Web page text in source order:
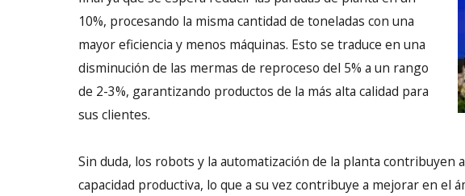
10%, procesando la misma cantidad de toneladas con una
mayor eficiencia y menos máquinas. Esto se traduce en una
disminución de las mermas de reproceso del 5% a un rango
de 2-3%, garantizando productos de la más alta calidad para
sus clientes.
Sin duda, los robots y la automatización de la planta contribuyen
capacidad productiva, lo que a su vez contribuye a mejorar en el